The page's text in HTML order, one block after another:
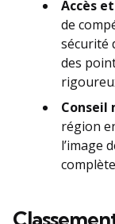
Accès
de
sécurité
des
Conseil
région
l’image